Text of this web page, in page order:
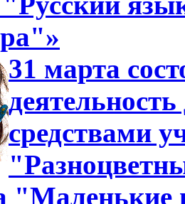
31 марта
средствами
"Маленькие